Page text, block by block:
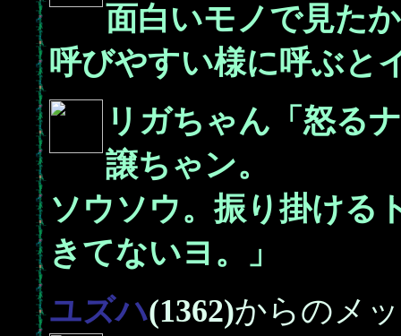
面白いモノで見た
呼びやすい様に呼ぶと
リガちゃん「怒る
譲ちゃン。
ソウソウ。振り掛ける
きてないヨ。」
ユズハ(1362)からのメ